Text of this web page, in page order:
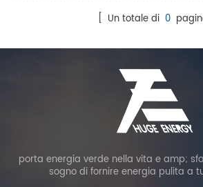
[ Un totale di 0
porta energia verde nella vita e amp;
sogno di fornire energia pulita a